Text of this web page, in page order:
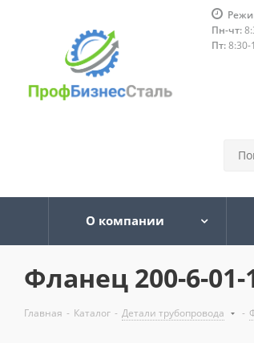
Пн-чт:
Пт:8:30-
О компании
Фланец 200-6-01-
Главная - Каталог - Детали трубопровода -